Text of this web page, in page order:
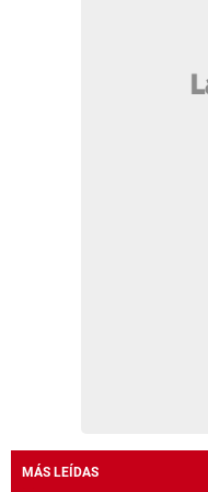
MÁS LEÍDAS